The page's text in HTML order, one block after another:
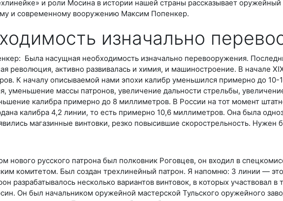
и роли Мосина в истории нашей страны рассказывает оружейный
и современному вооружению Максим Попенкер.
изначально
Была насущная необходимость изначально перевооружения.
революция, активно развивалась и химия, и машиностроение. В начале
К началу описываемой нами эпохи калибр уменьшился примерно до
уменьшение массы патронов, увеличение дальности стрельбы,
калибра примерно до 8 миллиметров. В России на тот момент
калибра 4,2 линии, то есть примерно 10,6 миллиметров. Она была
магазинные винтовки, резко повысившие скорострельность. Нужен
нового русского патрона был полковник Роговцев, он входил в
комитетом. Был создан трехлинейный патрон. Я напомню: 3 линии —
разрабатывалось несколько вариантов винтовок, в которых участвовал
Он был начальником оружейной мастерской Тульского оружейного